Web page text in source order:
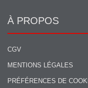
À PROPOS
CGV
MENTIONS LÉGALES
PRÉFÉRENCES DE